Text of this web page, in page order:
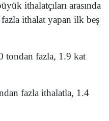
ithalatçıları arasında
ithalat yapan ilk beş
tondan fazla, 1.9 kat
fazla ithalatla, 1.4